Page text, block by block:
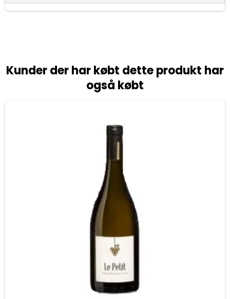
Kunder der har købt dette produkt har
også købt